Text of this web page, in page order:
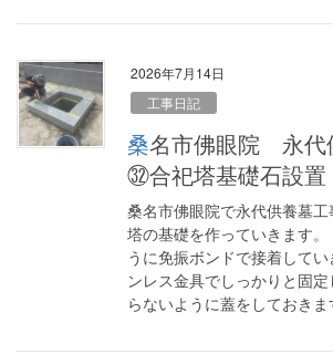
2026年7月14日
工事日記
桑名市佛眼院 永代供養墓工事
㉜合祀塔基礎石設置
桑名市佛眼院で永代供養墓
塔の基礎を作っていきます
うに免振ボンドで接着して
ンレス金具でしっかりと固
らないように蓋をしておき